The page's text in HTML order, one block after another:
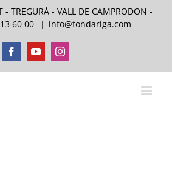
- TREGURÀ - VALL DE CAMPRODON -
13 60 00
| info@fondariga.com
FacebookYouTubeInstagram